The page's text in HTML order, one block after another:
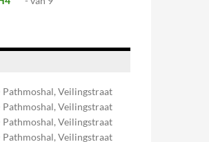
Pathmoshal, Veilingstraat
20, 7545LZ Enschede
Pathmoshal, Veilingstraat
20, 7545LZ Enschede
Pathmoshal, Veilingstraat
20, 7545LZ Enschede
Pathmoshal, Veilingstraat